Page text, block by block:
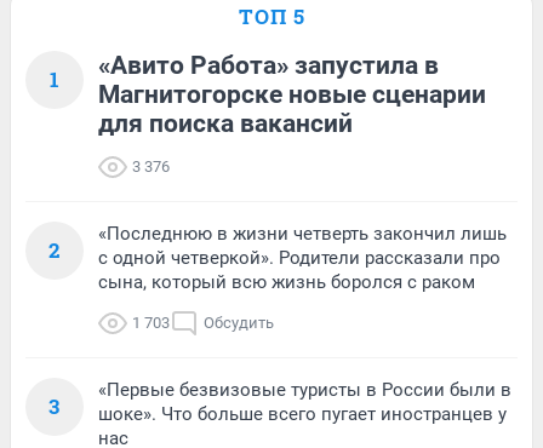
ТОП 5
1
«Авито Работа» запустила в
Магнитогорске новые сценарии
для поиска вакансий
3 376
2
«Последнюю в жизни четверть закончил лишь
с одной четверкой». Родители рассказали про
сына, который всю жизнь боролся с раком
1 703 Обсудить
3
«Первые безвизовые туристы в России были в
шоке». Что больше всего пугает иностранцев у
нас